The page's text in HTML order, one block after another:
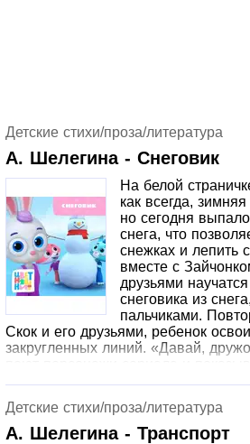
Детские стихи/проза/литература
А. Шелегина - Снеговик
На белой
как всегда,
но сегодня
снега, что
снежках и лепить
вместе с
друзьями
снеговика из
пальчиками.
Скок и его друзьями, ребенок
закругленных линий. «Давай,
рисовательных навыков.
Детские стихи/проза/литература
А. Шелегина - Транспорт